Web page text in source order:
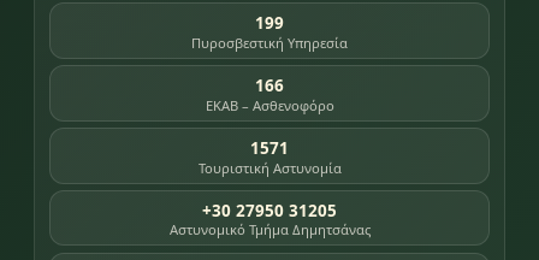
199
Πυροσβεστική Υπηρεσία
166
ΕΚΑΒ – Ασθενοφόρο
1571
Τουριστική Αστυνομία
+30 27950 31205
Αστυνομικό Τμήμα Δημητσάνας